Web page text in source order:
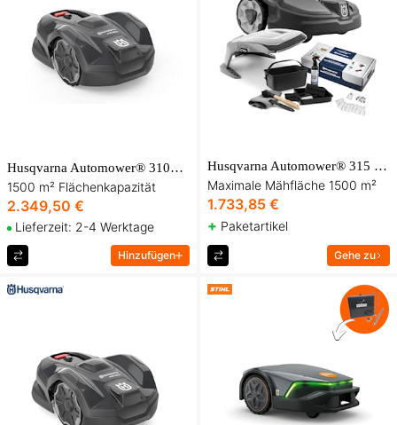
Husqvarna Automower® 310E NERA Mähroboter
1500 m² Flächenkapazität
2.349,50 €
Lieferzeit: 2-4 Werktage
Hinzufügen
Husqvarna Automower® 315 Mark II Premium-Paket
Maximale Mähfläche 1500 m²
1.733,85 €
+ Paketartikel
Gehe zu